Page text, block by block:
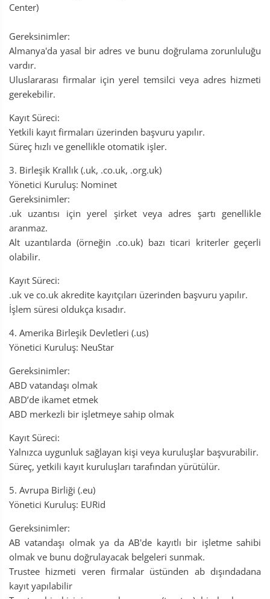
Center)
Gereksinimler:
Almanya'da yasal bir adres ve bunu doğrulama zorunluluğu
vardır.
Uluslararası firmalar için yerel temsilci veya adres hizmeti
gerekebilir.
Kayıt Süreci:
Yetkili kayıt firmaları üzerinden başvuru yapılır.
Süreç hızlı ve genellikle otomatik işler.
3. Birleşik Krallık (.uk, .co.uk, .org.uk)
Yönetici Kuruluş: Nominet
Gereksinimler:
.uk uzantısı için yerel şirket veya adres şartı genellikle
aranmaz.
Alt uzantılarda (örneğin .co.uk) bazı ticari kriterler geçerli
olabilir.
Kayıt Süreci:
.uk ve co.uk akredite kayıtçıları üzerinden başvuru yapılır.
İşlem süresi oldukça kısadır.
4. Amerika Birleşik Devletleri (.us)
Yönetici Kuruluş: NeuStar
Gereksinimler:
ABD vatandaşı olmak
ABD’de ikamet etmek
ABD merkezli bir işletmeye sahip olmak
Kayıt Süreci:
Yalnızca uygunluk sağlayan kişi veya kuruluşlar başvurabilir.
Süreç, yetkili kayıt kuruluşları tarafından yürütülür.
5. Avrupa Birliği (.eu)
Yönetici Kuruluş: EURid
Gereksinimler:
AB vatandaşı olmak ya da AB'de kayıtlı bir işletme sahibi
olmak ve bunu doğrulayacak belgeleri sunmak.
Trustee hizmeti veren firmalar üstünden ab dışındadana
kayıt yapılabilir